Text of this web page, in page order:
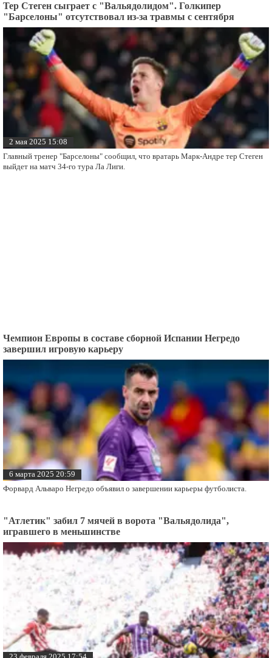
Тер Стеген сыграет с "Вальядолидом". Голкипер
"Барселоны" отсутствовал из-за травмы с сентября
2 мая 2025 15:08
Главный тренер "Барселоны" сообщил, что вратарь Марк-Андре тер Стеген
выйдет на матч 34-го тура Ла Лиги.
Чемпион Европы в составе сборной Испании Негредо
завершил игровую карьеру
6 марта 2025 20:59
Форвард Альваро Негредо объявил о завершении карьеры футболиста.
"Атлетик" забил 7 мячей в ворота "Вальядолида",
игравшего в меньшинстве